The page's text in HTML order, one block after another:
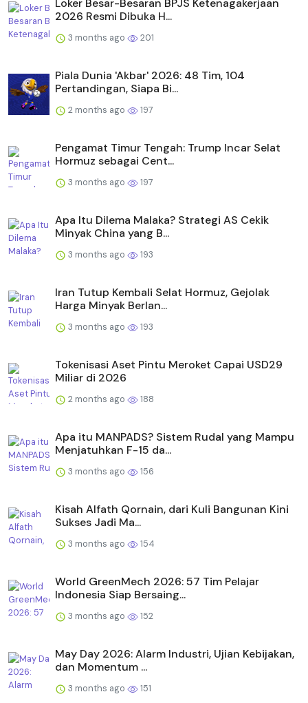
Loker Besar-Besaran BPJS Ketenagakerjaan
2026 Resmi Dibuka H...
3 months ago 201
Piala Dunia 'Akbar' 2026: 48 Tim, 104
Pertandingan, Siapa Bi...
2 months ago 197
Pengamat Timur Tengah: Trump Incar Selat
Hormuz sebagai Cent...
3 months ago 197
Apa Itu Dilema Malaka? Strategi AS Cekik
Minyak China yang B...
3 months ago 193
Iran Tutup Kembali Selat Hormuz, Gejolak
Harga Minyak Berlan...
3 months ago 193
Tokenisasi Aset Pintu Meroket Capai USD29
Miliar di 2026
2 months ago 188
Apa itu MANPADS? Sistem Rudal yang Mampu
Menjatuhkan F-15 da...
3 months ago 156
Kisah Alfath Qornain, dari Kuli Bangunan Kini
Sukses Jadi Ma...
3 months ago 154
World GreenMech 2026: 57 Tim Pelajar
Indonesia Siap Bersaing...
3 months ago 152
May Day 2026: Alarm Industri, Ujian Kebijakan,
dan Momentum ...
3 months ago 151